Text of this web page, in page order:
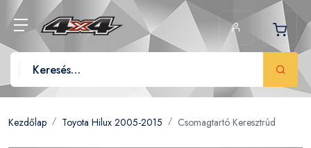
Kezdőlap Toyota Hilux 2005-2015 Csomagtartó Keresztrúd